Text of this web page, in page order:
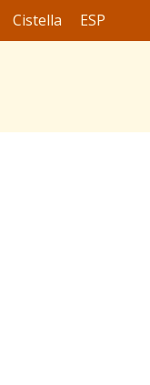
Cistella ESP